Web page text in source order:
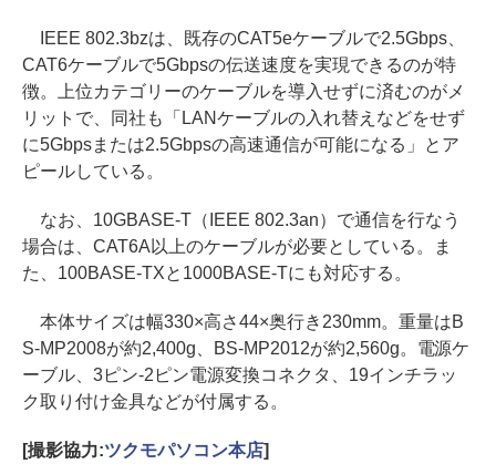
IEEE 802.3bzは、既存のCAT5eケーブルで2.5Gbps、
CAT6ケーブルで5Gbpsの伝送速度を実現できるのが特
徴。上位カテゴリーのケーブルを導入せずに済むのがメ
リットで、同社も「LANケーブルの入れ替えなどをせず
に5Gbpsまたは2.5Gbpsの高速通信が可能になる」とア
ピールしている。
なお、10GBASE-T（IEEE 802.3an）で通信を行なう
場合は、CAT6A以上のケーブルが必要としている。ま
た、100BASE-TXと1000BASE-Tにも対応する。
本体サイズは幅330×高さ44×奥行き230mm。重量はB
S-MP2008が約2,400g、BS-MP2012が約2,560g。電源ケ
ーブル、3ピン-2ピン電源変換コネクタ、19インチラッ
ク取り付け金具などが付属する。
[撮影協力:ツクモパソコン本店]